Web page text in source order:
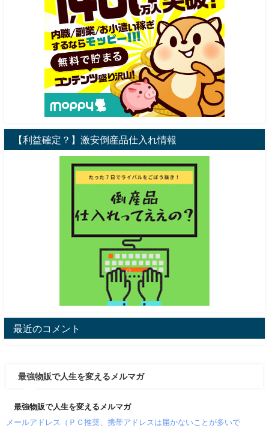
【利益確定？】激安倒産品仕入れ情報
最近のコメント
最強物販で人生を変えるメルマガ
最強物販で人生を変えるメルマガ
メールアドレス（ＰＣ推奨、携帯アドレスは届かないことが多いで